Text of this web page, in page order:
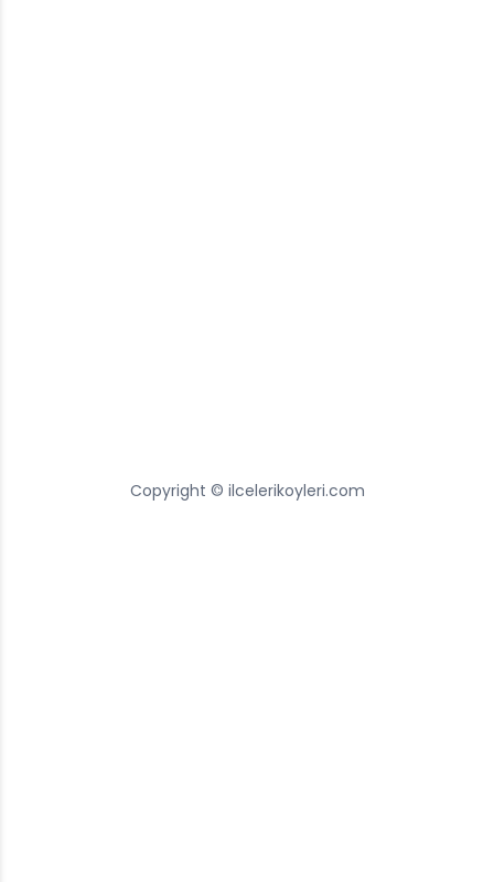
Copyright © ilcelerikoyleri.com